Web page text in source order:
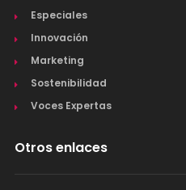
Especiales
Innovación
Marketing
Sostenibilidad
Voces Expertas
Otros enlaces